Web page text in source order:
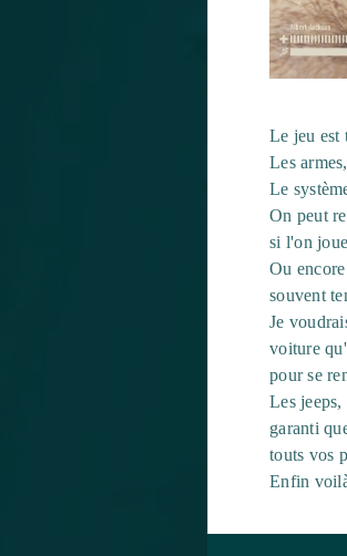
Le jeu est
Les
Le
On peut
si l'on
Ou
souvent
Je
voiture
pour se
Les
garanti
touts vos
Enfin